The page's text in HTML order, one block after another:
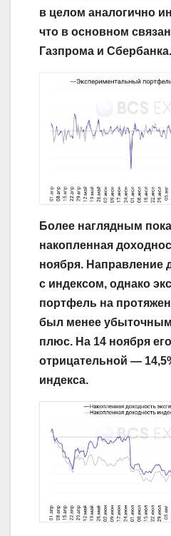
в целом аналогично
что в основном
Газпрома и Сбербанка.
Более наглядным
накопленная
ноября. Направление
с индексом, однако
портфель на
был менее
плюс. На 14 ноября
отрицательной —
индекса.